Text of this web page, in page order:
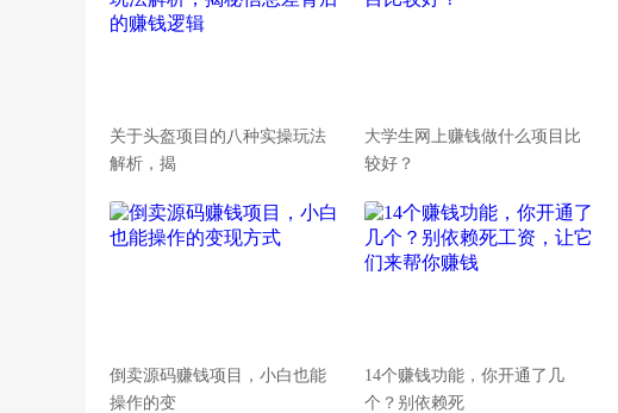
关于头盔项目的八种实操玩法
解析，揭
大学生网上赚钱做什么项目比
较好？
倒卖源码赚钱项目，小白也能
操作的变
14个赚钱功能，你开通了几
个？别依赖死